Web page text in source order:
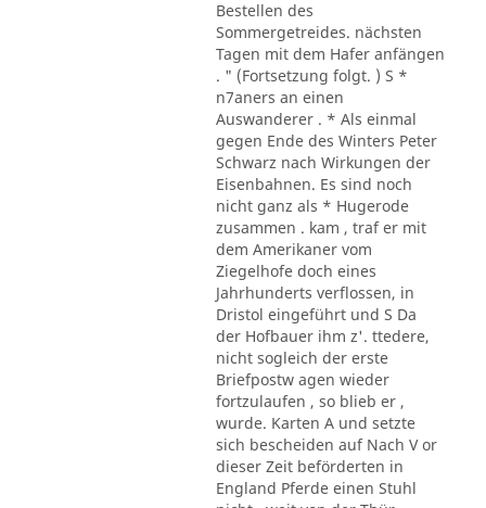
Bestellen des
Sommergetreides. nächsten
Tagen mit dem Hafer anfängen
. " (Fortsetzung folgt. ) S *
n7aners an einen
Auswanderer . * Als einmal
gegen Ende des Winters Peter
Schwarz nach Wirkungen der
Eisenbahnen. Es sind noch
nicht ganz als * Hugerode
zusammen . kam , traf er mit
dem Amerikaner vom
Ziegelhofe doch eines
Jahrhunderts verflossen, in
Dristol eingeführt und S Da
der Hofbauer ihm z'. ttedere,
nicht sogleich der erste
Briefpostw agen wieder
fortzulaufen , so blieb er ,
wurde. Karten A und setzte
sich bescheiden auf Nach V or
dieser Zeit beförderten in
England Pferde einen Stuhl